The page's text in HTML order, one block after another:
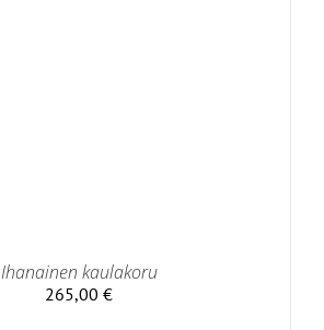
Ihanainen kaulakoru
265,00 €